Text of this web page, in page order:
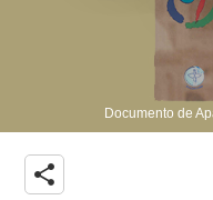
Documento de
share